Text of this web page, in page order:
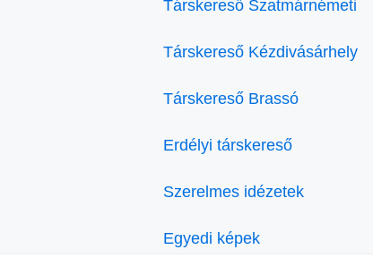
Társkereső Szatmárnémeti
Társkereső Kézdivásárhely
Társkereső Brassó
Erdélyi társkereső
Szerelmes idézetek
Egyedi képek